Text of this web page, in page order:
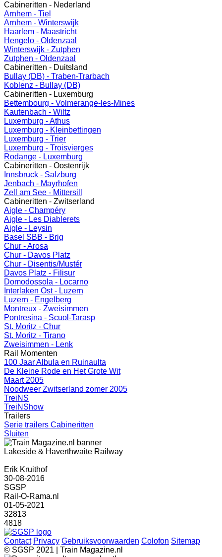
Cabineritten - Nederland
Arnhem - Tiel
Arnhem - Winterswijk
Haarlem - Maastricht
Hengelo - Oldenzaal
Winterswijk - Zutphen
Zutphen - Oldenzaal
Cabineritten - Duitsland
Bullay (DB) - Traben-Trarbach
Koblenz - Bullay (DB)
Cabineritten - Luxemburg
Bettembourg - Volmerange-les-Mines
Kautenbach - Wiltz
Luxemburg - Athus
Luxemburg - Kleinbettingen
Luxemburg - Trier
Luxemburg - Troisvierges
Rodange - Luxemburg
Cabineritten - Oostenrijk
Innsbruck - Salzburg
Jenbach - Mayrhofen
Zell am See - Mittersill
Cabineritten - Zwitserland
Aigle - Champéry
Aigle - Les Diablerets
Aigle - Leysin
Basel SBB - Brig
Chur - Arosa
Chur - Davos Platz
Chur - Disentis/Mustér
Davos Platz - Filisur
Domodossola - Locarno
Interlaken Ost - Luzern
Luzern - Engelberg
Montreux - Zweisimmen
Pontresina - Scuol-Tarasp
St. Moritz - Chur
St. Moritz - Tirano
Zweisimmen - Lenk
Rail Momenten
100 Jaar Albula en Ruinaulta
De Kleine Rode en Het Grote Wit
Maart 2005
Noodweer Zwitserland zomer 2005
TreiNS
TreiNShow
Trailers
Serie trailers Cabineritten
Sluiten
Lakeside & Haverthwaite Railway
Erik Kruithof
30-08-2016
SGSP
Rail-O-Rama.nl
01-05-2021
32813
4818
Contact Privacy Gebruiksvoorwaarden Colofon Sitemap
© SGSP 2021 | Train Magazine.nl